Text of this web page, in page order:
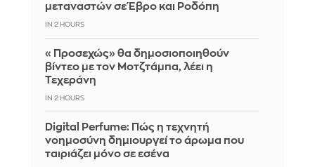
μεταναστών σε Έβρο και Ροδόπη
IN 2 HOURS
«Προσεχώς» θα δημοσιοποιηθούν
βίντεο με τον Μοτζτάμπα, λέει η
Τεχεράνη
IN 2 HOURS
Digital Perfume: Πώς η τεχνητή
νοημοσύνη δημιουργεί το άρωμα που
ταιριάζει μόνο σε εσένα